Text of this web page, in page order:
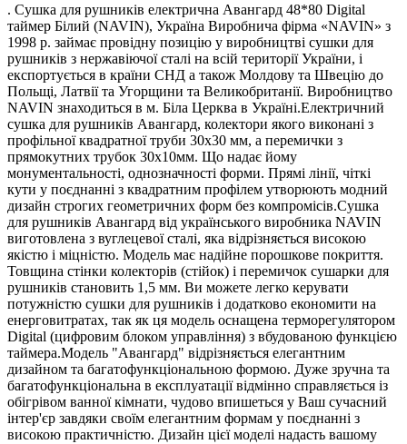
. Сушка для рушників електрична Авангард 48*80 Digital
таймер Білий (NAVIN), Україна Виробнича фірма «NAVIN» з
1998 р. займає провідну позицію у виробництві сушки для
рушників з нержавіючої сталі на всій території України, і
експортується в країни СНД а також Молдову та Швецію до
Польщі, Латвії та Угорщини та Великобританії. Виробництво
NAVIN знаходиться в м. Біла Церква в Україні.Електричний
сушка для рушників Авангард, колектори якого виконані з
профільної квадратної труби 30х30 мм, а перемички з
прямокутних трубок 30х10мм. Що надає йому
монументальності, однозначності форми. Прямі лінії, чіткі
кути у поєднанні з квадратним профілем утворюють модний
дизайн строгих геометричних форм без компромісів.Сушка
для рушників Авангард від українського виробника NAVIN
виготовлена з вуглецевої сталі, яка відрізняється високою
якістю і міцністю. Модель має надійне порошкове покриття.
Товщина стінки колекторів (стійок) і перемичок сушарки для
рушників становить 1,5 мм. Ви можете легко керувати
потужністю сушки для рушників і додатково економити на
енерговитратах, так як ця модель оснащена терморегулятором
Digital (цифровим блоком управління) з вбудованою функцією
таймера.Модель "Авангард" відрізняється елегантним
дизайном та багатофункціональною формою. Дуже зручна та
багатофункціональна в експлуатації відмінно справляється із
обігрівом ванної кімнати, чудово впишеться у Ваш сучасний
інтер'єр завдяки своїм елегантним формам у поєднанні з
високою практичністю. Дизайн цієї моделі надасть вашому